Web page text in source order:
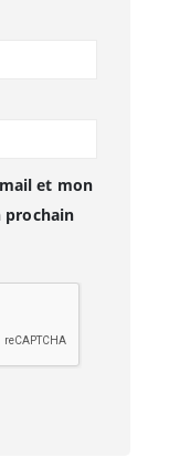
et mon
prochain